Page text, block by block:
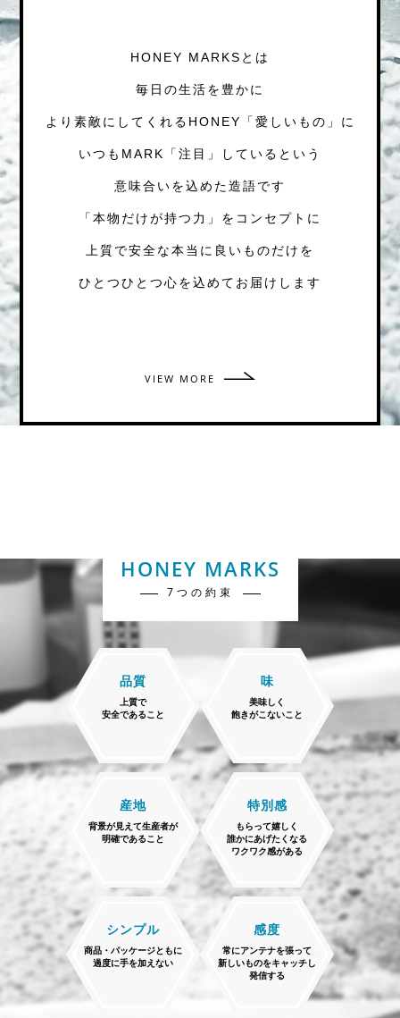
HONEY MARKSとは
毎日の生活を豊かに
より素敵にしてくれるHONEY「愛しいもの」に
いつもMARK「注目」しているという
意味合いを込めた造語です
「本物だけが持つ力」をコンセプトに
上質で安全な本当に良いものだけを
ひとつひとつ心を込めてお届けします
VIEW MORE
HONEY MARKS
7つの約束
品質
上質で
安全であること
味
美味しく
飽きがこないこと
産地
背景が見えて生産者が
明確であること
特別感
もらって嬉しく
誰かにあげたくなる
ワクワク感がある
シンプル
商品・パッケージともに
過度に手を加えない
感度
常にアンテナを張って
新しいものをキャッチし
発信する